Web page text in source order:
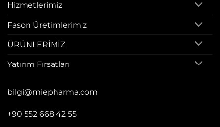
Hizmetlerimiz
Fason Üretimlerimiz
ÜRÜNLERİMİZ
Yatırım Fırsatları
bilgi@miepharma.com
+90 552 668 42 55